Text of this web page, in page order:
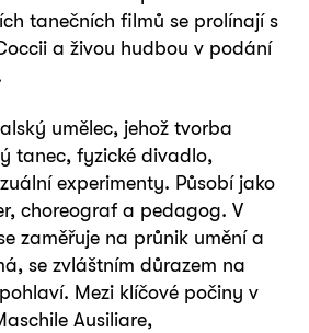
tanečních filmů se prolínají s
a živou hudbou v podání
umělec, jehož tvorba
tanec, fyzické divadlo,
experimenty. Působí jako
choreograf a pedagog. V
zaměřuje na průnik umění a
se zvláštním důrazem na
Mezi klíčové počiny v
Ausiliare,